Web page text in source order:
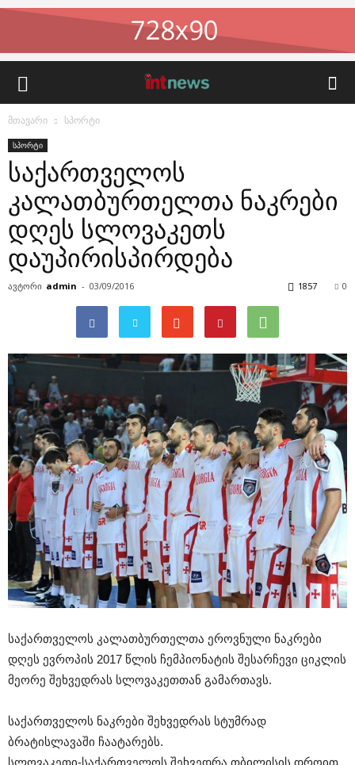
მთავარი სპორტი
სპორტი
საქართველოს
კალათბურთელთა ნაკრები
დღეს სლოვაკეთს
დაუპირისპირდება
ავტორი admin - 03/09/2016 0
1857
საქართველოს კალათბურთელთა ეროვნული ნაკრები
დღეს ევროპის 2017 წლის ჩემპიონატის შესარჩევი ციკლის
მეორე შეხვედრას სლოვაკეთთან გამართავს.
საქართველოს ნაკრები შეხვედრას სტუმრად
ბრატისლავაში ჩაატარებს.
სლოვაკეთი-საქართველოს შეხვედრა თბილისის დროით